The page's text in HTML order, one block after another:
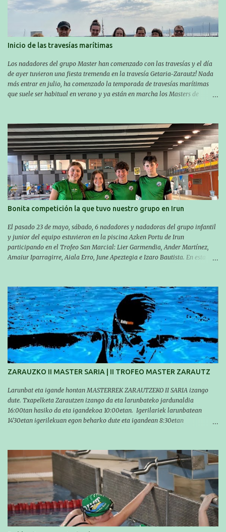
Inicio de las travesías marítimas
Los nadadores del grupo Master han comenzado con las travesías y el día
de ayer tuvieron una fiesta tremenda en la travesía Getaria-Zarautz! Nada
más entrar en julio, ha comenzado la temporada de travesías marítimas
que suele ser habitual en verano y ya están en marcha los Masters de
próxima cita. Para empezar, el 13 de julio, Manu Santos participó en la
XXXVIII. Travesía a nado de Ondarroa y recorrió una distancia de 1600
metros en 28 minutos y 30 segundos. Al día siguiente, Manu Santos y su
compañero Asier Gorostegi participaron en la V. San Antón Bira. En esta
travesía se realiza un recorrido desde la playa de Gaztetape hasta la playa
de Malkorbe, pero debido al estado del mar de aquel día, la organización
decidió hacerlo en el interior de la bahía de la playa de Malkorbe. Así,
Asier completó el recorrido en 29 minutos y 30 segundos, c...
Bonita competición la que tuvo nuestro grupo en Irun
El pasado 23 de mayo, sábado, 6 nadadores y nadadoras del grupo infantil
y junior del equipo estuvieron en la piscina Azken Portu de Irun
participando en el Trofeo San Marcial: Lier Garmendia, Ander Martínez,
Amaiur Iparragirre, Aiala Erro, June Apeztegia e Izaro Bautista. En esta
marcas. A pesar de no conseguir marca, pasaron una tarde muy buena y
sirvió para reforzar su experiencia. La mayoría ya ha terminado la
temporada, pero seguiremos trabajando con quienes están en la recta final,
trabajando para que cada uno consiga sus objetivos personales. BRNPWR!
ZARAUZKO II MASTER SARIA | II TROFEO MASTER ZARAUTZ
Larunbat eta igande hontan MASTERREK ZARAUTZEKO II SARIA izango
dute. Txapelketa Zarautzen izango da eta larunbateko jardunaldia
16:00tan hasiko da eta igandekoa 10:00etan. Igerilariek larunbatean
14'30etan igerilekuan egon beharko dute eta igandean 8:30etan
domingo los MASTERS tendrán el II TROFEO MASTER DE ZARAUTZ. La
competición se celebrará en Zarautz a las 16:00 la jornada del sabado y a
las 10:00 la del domingo. Los/las nadadores/as tendrán que estar en la
piscina a las 14:30 el sabado y a las 8:30 el domingo (polideportivo
Aritzbatalde). SERIES